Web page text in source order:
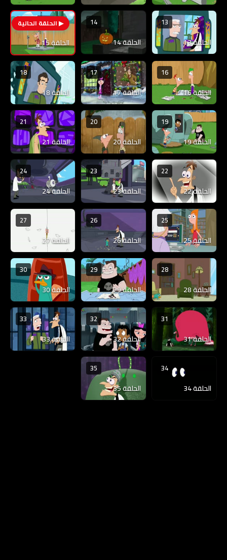
13
الحلقة 13
14
الحلقة 14
15
الحلقة 15
16
الحلقة 16
17
الحلقة 17
18
الحلقة 18
19
الحلقة 19
20
الحلقة 20
21
الحلقة 21
22
الحلقة 22
23
الحلقة 23
24
الحلقة 24
25
الحلقة 25
26
الحلقة 26
27
الحلقة 27
28
الحلقة 28
29
الحلقة 29
30
الحلقة 30
31
الحلقة 31
32
الحلقة 32
33
الحلقة 33
34
الحلقة 34
35
الحلقة 35